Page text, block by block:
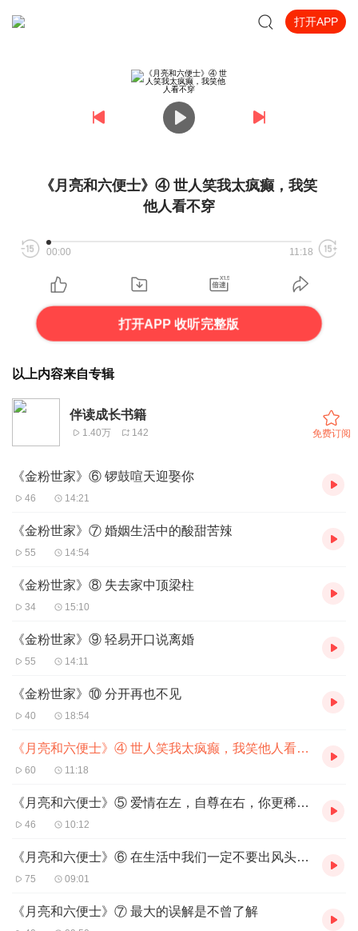
打开APP
《月亮和六便士》④ 世人笑我太疯癫，我笑
他人看不穿
00:00 11:18
打开APP 收听完整版
以上内容来自专辑
伴读成长书籍
1.40万 142 免费订阅
《金粉世家》⑥ 锣鼓喧天迎娶你
46 14:21
《金粉世家》⑦ 婚姻生活中的酸甜苦辣
55 14:54
《金粉世家》⑧ 失去家中顶梁柱
34 15:10
《金粉世家》⑨ 轻易开口说离婚
55 14:11
《金粉世家》⑩ 分开再也不见
40 18:54
《月亮和六便士》④ 世人笑我太疯癫，我笑他人看不穿
60 11:18
《月亮和六便士》⑤ 爱情在左，自尊在右，你更稀罕谁？
46 10:12
《月亮和六便士》⑥ 在生活中我们一定不要出风头、露头角，惹起命运对我们注目
75 09:01
《月亮和六便士》⑦ 最大的误解是不曾了解